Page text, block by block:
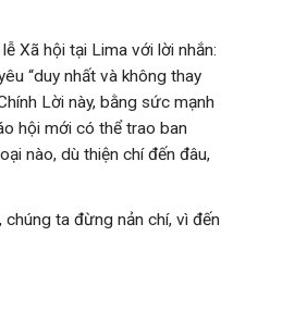
Xã hội tại Lima với lời nhắn:
“duy nhất và không thay
Lời này, bằng sức mạnh
hội mới có thể trao ban
nào, dù thiện chí đến đâu,
chúng ta đừng nản chí, vì đến